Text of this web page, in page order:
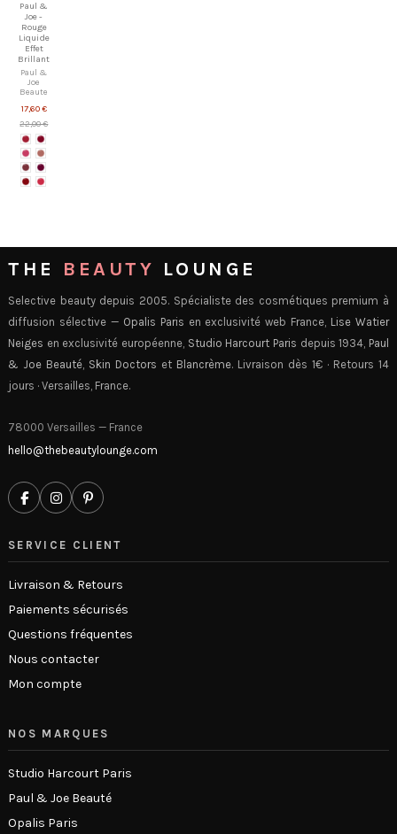
Paul &
Joe -
Rouge
Liquide
Effet
Brillant
Paul &
Joe
Beaute
17,60 €
22,00 €
THE BEAUTY LOUNGE
Selective beauty depuis 2005. Spécialiste des cosmétiques premium à
diffusion sélective — Opalis Paris en exclusivité web France, Lise Watier
Neiges en exclusivité européenne, Studio Harcourt Paris depuis 1934, Paul
& Joe Beauté, Skin Doctors et Blancrème. Livraison dès 1€ · Retours 14
jours · Versailles, France.
78000 Versailles — France
hello@thebeautylounge.com
SERVICE CLIENT
Livraison & Retours
Paiements sécurisés
Questions fréquentes
Nous contacter
Mon compte
NOS MARQUES
Studio Harcourt Paris
Paul & Joe Beauté
Opalis Paris